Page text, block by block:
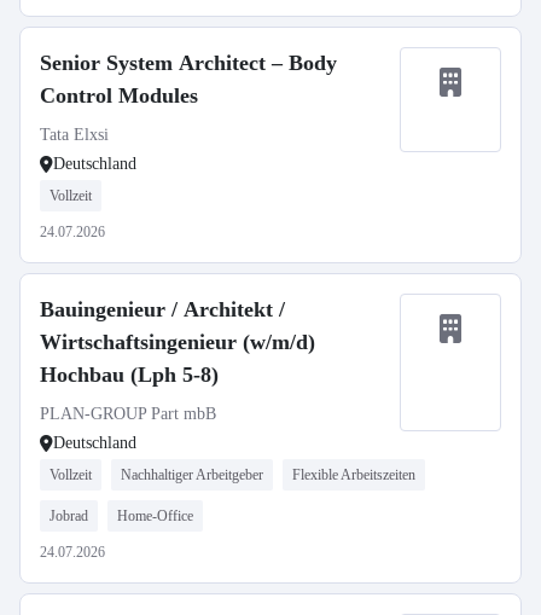
Senior System Architect – Body
Control Modules
Tata Elxsi
Deutschland
Vollzeit
24.07.2026
Bauingenieur / Architekt /
Wirtschaftsingenieur (w/m/d)
Hochbau (Lph 5-8)
PLAN-GROUP Part mbB
Deutschland
Vollzeit Nachhaltiger Arbeitgeber Flexible Arbeitszeiten
Jobrad Home-Office
24.07.2026